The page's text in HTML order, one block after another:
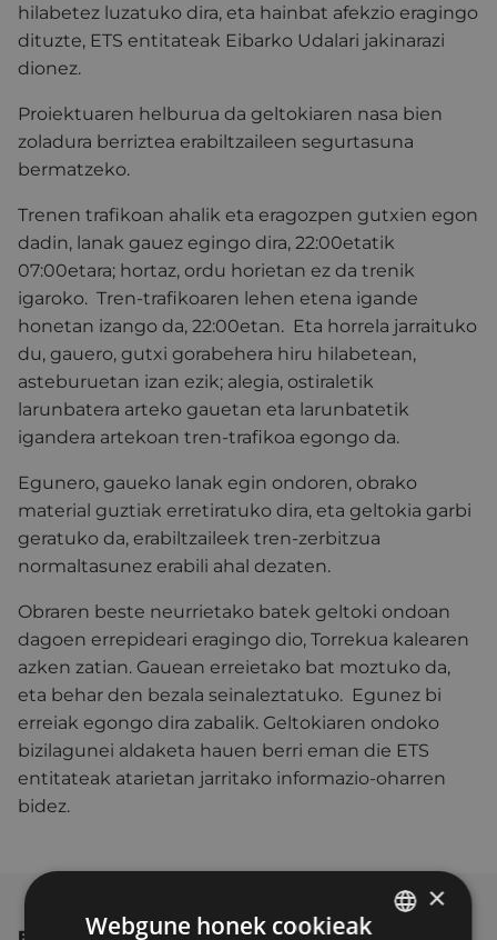
hilabetez luzatuko dira, eta hainbat afekzio eragingo
dituzte, ETS entitateak Eibarko Udalari jakinarazi
dionez.
Proiektuaren helburua da geltokiaren nasa bien
zoladura berriztea erabiltzaileen segurtasuna
bermatzeko.
Trenen trafikoan ahalik eta eragozpen gutxien egon
dadin, lanak gauez egingo dira, 22:00etatik
07:00etara; hortaz, ordu horietan ez da trenik
igaroko. Tren-trafikoaren lehen etena igande
honetan izango da, 22:00etan. Eta horrela jarraituko
du, gauero, gutxi gorabehera hiru hilabetean,
asteburuetan izan ezik; alegia, ostiraletik
larunbatera arteko gauetan eta larunbatetik
igandera artekoan tren-trafikoa egongo da.
Egunero, gaueko lanak egin ondoren, obrako
material guztiak erretiratuko dira, eta geltokia garbi
geratuko da, erabiltzaileek tren-zerbitzua
normaltasunez erabili ahal dezaten.
Obraren beste neurrietako batek geltoki ondoan
dagoen errepideari eragingo dio, Torrekua kalearen
azken zatian. Gauean erreietako bat moztuko da,
eta behar den bezala seinaleztatuko. Egunez bi
erreiak egongo dira zabalik. Geltokiaren ondoko
bizilagunei aldaketa hauen berri eman die ETS
entitateak atarietan jarritako informazio-oharren
bidez.
×
Webgune honek cookieak